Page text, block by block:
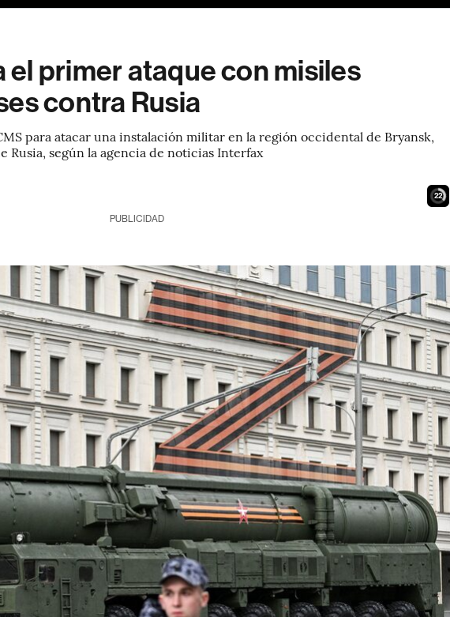
el primer ataque con misiles
contra Rusia
para atacar una instalación militar en la región occidental de Bryansk,
Rusia, según la agencia de noticias Interfax
21
PUBLICIDAD